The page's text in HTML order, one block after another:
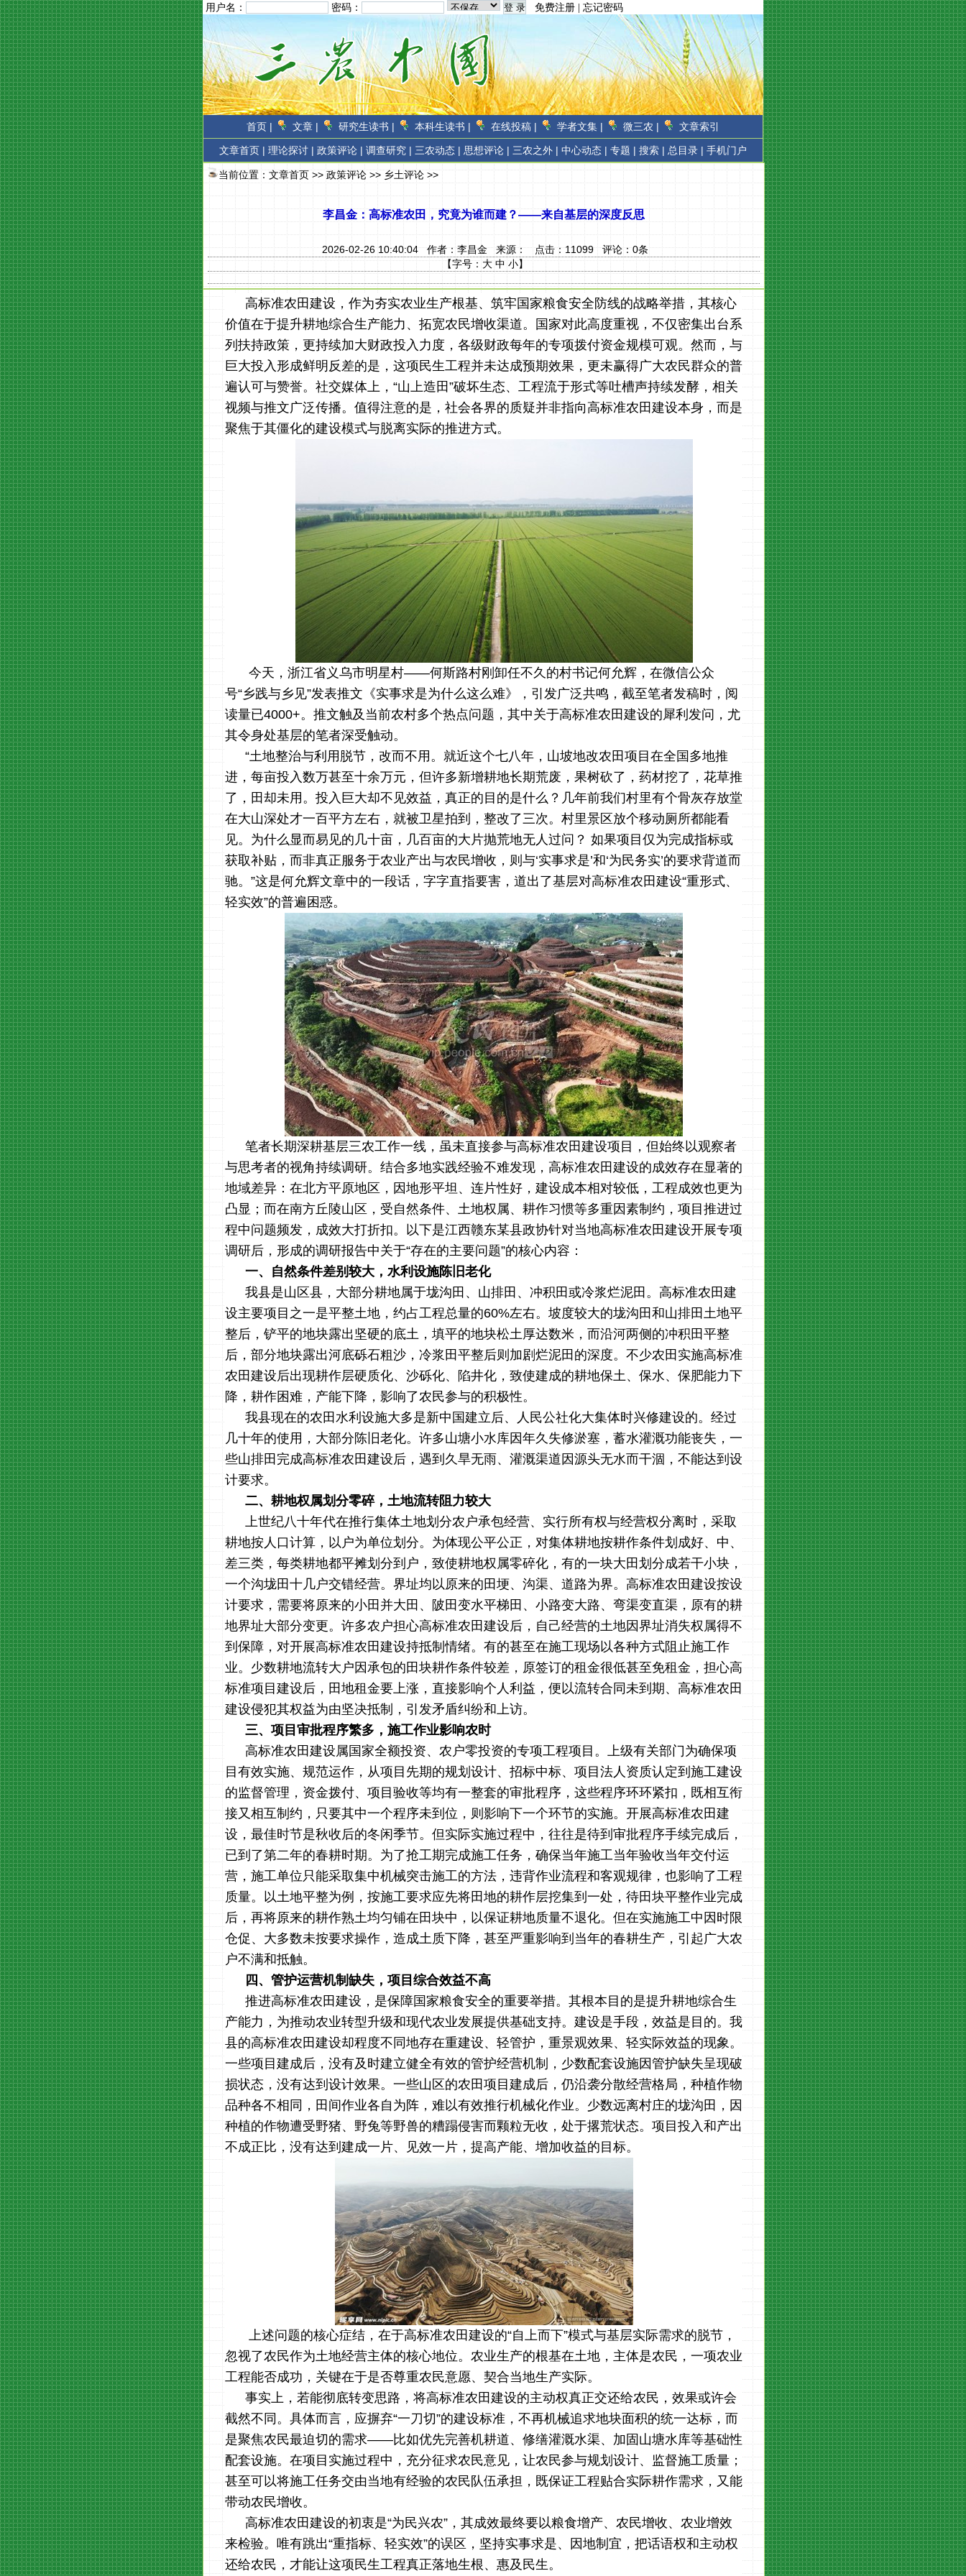
用户名： 密码： 免费注册 忘记密码
首页 | 文章 | 研究生读书 | 本科生读书 | 在线投稿 | 学者文集 | 微三农 | 文章索引
文章首页 | 理论探讨 | 政策评论 | 调查研究 | 三农动态 | 思想评论 | 三农之外 | 中心动态 | 专题 | 搜索 | 总目录 | 手机门户
当前位置： 文章首页 >>政策评论 >> 乡土评论 >>
李昌金：高标准农田，究竟为谁而建？——来自基层的深度反思
2026-02-26 10:40:04 作者：李昌金来源：点击：11099 评论：0条
【字号：大 中 小】
高标准农田建设，作为夯实农业生产根基、筑牢国家粮食安全防线的战略举措，其核心
价值在于提升耕地综合生产能力、拓宽农民增收渠道。国家对此高度重视，不仅密集出台系
列扶持政策，更持续加大财政投入力度，各级财政每年的专项拨付资金规模可观。然而，与
巨大投入形成鲜明反差的是，这项民生工程并未达成预期效果，更未赢得广大农民群众的普
遍认可与赞誉。社交媒体上， “山上造田 ”破坏生态、工程流于形式等吐槽声持续发酵，相关
视频与推文广泛传播。值得注意的是，社会各界的质疑并非指向高标准农田建设本身，而是
聚焦于其僵化的建设模式与脱离实际的推进方式。
今天，浙江省义乌市明星村——何斯路村刚卸任不久的村书记何允辉，在微信公众
号“乡践与乡见”发表推文《实事求是为什么这么难》，引发广泛共鸣，截至笔者发稿时，阅
读量已4000+。推文触及当前农村多个热点问题，其中关于高标准农田建设的犀利发问，尤
其令身处基层的笔者深受触动。
“土地整治与利用脱节，改而不用。就近这个七八年，山坡地改农田项目在全国多地推
进，每亩投入数万甚至十余万元，但许多新增耕地长期荒废，果树砍了，药材挖了，花草推
了，田却未用。投入巨大却不见效益，真正的目的是什么？几年前我们村里有个骨灰存放堂
在大山深处才一百平方左右，就被卫星拍到，整改了三次。村里景区放个移动厕所都能看
见。为什么显而易见的几十亩，几百亩的大片抛荒地无人过问？ 如果项目仅为完成指标或
获取补贴，而非真正服务于农业产出与农民增收，则与‘实事求是’和‘为民务实’的要求背道而
驰。 ”这是何允辉文章中的一段话，字字直指要害，道出了基层对高标准农田建设“重形式、
轻实效”的普遍困惑。
笔者长期深耕基层三农工作一线，虽未直接参与高标准农田建设项目，但始终以观察者
与思考者的视角持续调研。结合多地实践经验不难发现，高标准农田建设的成效存在显著的
地域差异：在北方平原地区，因地形平坦、连片性好，建设成本相对较低，工程成效也更为
凸显；而在南方丘陵山区，受自然条件、土地权属、耕作习惯等多重因素制约，项目推进过
程中问题频发，成效大打折扣。以下是江西赣东某县政协针对当地高标准农田建设开展专项
调研后，形成的调研报告中关于“存在的主要问题”的核心内容：
一、自然条件差别较大，水利设施陈旧老化
我县是山区县，大部分耕地属于垅沟田、山排田、冲积田或冷浆烂泥田。高标准农田建
设主要项目之一是平整土地，约占工程总量的60%左右。坡度较大的垅沟田和山排田土地平
整后，铲平的地块露出坚硬的底土，填平的地块松土厚达数米，而沿河两侧的冲积田平整
后，部分地块露出河底砾石粗沙，冷浆田平整后则加剧烂泥田的深度。不少农田实施高标准
农田建设后出现耕作层硬质化、沙砾化、陷井化，致使建成的耕地保土、保水、保肥能力下
降，耕作困难，产能下降，影响了农民参与的积极性。
我县现在的农田水利设施大多是新中国建立后、人民公社化大集体时兴修建设的。经过
几十年的使用，大部分陈旧老化。许多山塘小水库因年久失修淤塞，蓄水灌溉功能丧失，一
些山排田完成高标准农田建设后，遇到久旱无雨、灌溉渠道因源头无水而干涸，不能达到设
计要求。
二、耕地权属划分零碎，土地流转阻力较大
上世纪八十年代在推行集体土地划分农户承包经营、实行所有权与经营权分离时，采取
耕地按人口计算，以户为单位划分。为体现公平公正，对集体耕地按耕作条件划成好、中、
差三类，每类耕地都平摊划分到户，致使耕地权属零碎化，有的一块大田划分成若干小块，
一个沟垅田十几户交错经营。界址均以原来的田埂、沟渠、道路为界。高标准农田建设按设
计要求，需要将原来的小田并大田、陂田变水平梯田、小路变大路、弯渠变直渠，原有的耕
地界址大部分变更。许多农户担心高标准农田建设后，自己经营的土地因界址消失权属得不
到保障，对开展高标准农田建设持抵制情绪。有的甚至在施工现场以各种方式阻止施工作
业。少数耕地流转大户因承包的田块耕作条件较差，原签订的租金很低甚至免租金，担心高
标准项目建设后，田地租金要上涨，直接影响个人利益，便以流转合同未到期、高标准农田
建设侵犯其权益为由坚决抵制，引发矛盾纠纷和上访。
三、项目审批程序繁多，施工作业影响农时
高标准农田建设属国家全额投资、农户零投资的专项工程项目。上级有关部门为确保项
目有效实施、规范运作，从项目先期的规划设计、招标中标、项目法人资质认定到施工建设
的监督管理，资金拨付、项目验收等均有一整套的审批程序，这些程序环环紧扣，既相互衔
接又相互制约，只要其中一个程序未到位，则影响下一个环节的实施。开展高标准农田建
设，最佳时节是秋收后的冬闲季节。但实际实施过程中，往往是待到审批程序手续完成后，
已到了第二年的春耕时期。为了抢工期完成施工任务，确保当年施工当年验收当年交付运
营，施工单位只能采取集中机械突击施工的方法，违背作业流程和客观规律，也影响了工程
质量。以土地平整为例，按施工要求应先将田地的耕作层挖集到一处，待田块平整作业完成
后，再将原来的耕作熟土均匀铺在田块中，以保证耕地质量不退化。但在实施施工中因时限
仓促、大多数未按要求操作，造成土质下降，甚至严重影响到当年的春耕生产，引起广大农
户不满和抵触。
四、管护运营机制缺失，项目综合效益不高
推进高标准农田建设，是保障国家粮食安全的重要举措。其根本目的是提升耕地综合生
产能力，为推动农业转型升级和现代农业发展提供基础支持。建设是手段，效益是目的。我
县的高标准农田建设却程度不同地存在重建设、轻管护，重景观效果、轻实际效益的现象。
一些项目建成后，没有及时建立健全有效的管护经营机制，少数配套设施因管护缺失呈现破
损状态，没有达到设计效果。一些山区的农田项目建成后，仍沿袭分散经营格局，种植作物
品种各不相同，田间作业各自为阵，难以有效推行机械化作业。少数远离村庄的垅沟田，因
种植的作物遭受野猪、野兔等野兽的糟蹋侵害而颗粒无收，处于撂荒状态。项目投入和产出
不成正比，没有达到建成一片、见效一片，提高产能、增加收益的目标。
上述问题的核心症结，在于高标准农田建设的“自上而下”模式与基层实际需求的脱节，
忽视了农民作为土地经营主体的核心地位。农业生产的根基在土地，主体是农民，一项农业
工程能否成功，关键在于是否尊重农民意愿、契合当地生产实际。
事实上，若能彻底转变思路，将高标准农田建设的主动权真正交还给农民，效果或许会
截然不同。具体而言，应摒弃“一刀切”的建设标准，不再机械追求地块面积的统一达标，而
是聚焦农民最迫切的需求——比如优先完善机耕道、修缮灌溉水渠、加固山塘水库等基础性
配套设施。在项目实施过程中，充分征求农民意见，让农民参与规划设计、监督施工质量；
甚至可以将施工任务交由当地有经验的农民队伍承担，既保证工程贴合实际耕作需求，又能
带动农民增收。
高标准农田建设的初衷是“为民兴农” ，其成效最终要以粮食增产、农民增收、农业增效
来检验。唯有跳出“重指标、轻实效”的误区，坚持实事求是、因地制宜，把话语权和主动权
还给农民，才能让这项民生工程真正落地生根、惠及民生。